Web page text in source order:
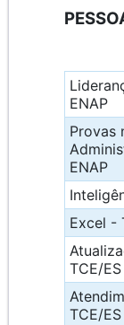
ENAP
Provas
ENAP
Excel -
TCE/ES
TCE/ES